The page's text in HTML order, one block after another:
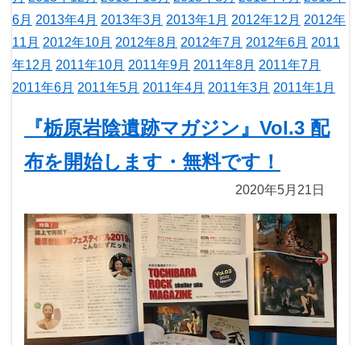
6月 2013年4月 2013年3月 2013年1月 2012年12月 2012年
11月 2012年10月 2012年8月 2012年7月 2012年6月 2011
年12月 2011年10月 2011年9月 2011年8月 2011年7月
2011年6月 2011年5月 2011年4月 2011年3月 2011年1月
『栃原岩陰遺跡マガジン』Vol.3 配
布を開始します・無料です！
2020年5月21日